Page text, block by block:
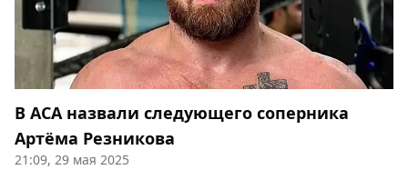
В АСА назвали следующего соперника
Артёма Резникова
21:09, 29 мая 2025